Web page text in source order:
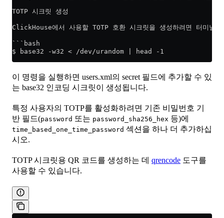
TOTP 시크릿 생성
ClickHouse에서 사용할 TOTP 호환 시크릿을 생성하려면 터미널
```bash
$ base32 -w32 < /dev/urandom | head -1
이 명령을 실행하면 users.xml의 secret 필드에 추가할 수 있
는 base32 인코딩 시크릿이 생성됩니다.
특정 사용자의 TOTP를 활성화하려면 기존 비밀번호 기
반 필드(password 또는 password_sha256_hex 등)에
time_based_one_time_password 섹션을 하나 더 추가하십
시오.
TOTP 시크릿용 QR 코드를 생성하는 데 qrencode 도구를
사용할 수 있습니다.